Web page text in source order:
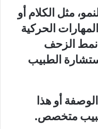
مثل الكلام أو
الحركية
نمط الزحف
الطبيب
أو هذا
طبيب متخصص.